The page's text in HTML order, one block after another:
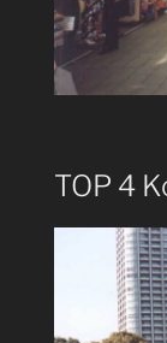
TOP 4